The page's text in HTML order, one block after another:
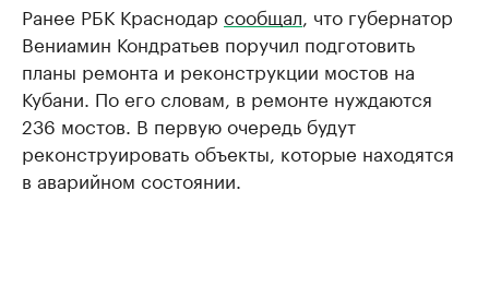
Ранее РБК Краснодар сообщал , что губернатор
Вениамин Кондратьев поручил подготовить
планы ремонта и реконструкции мостов на
Кубани. По его словам, в ремонте нуждаются
236 мостов. В первую очередь будут
реконструировать объекты, которые находятся
в аварийном состоянии.